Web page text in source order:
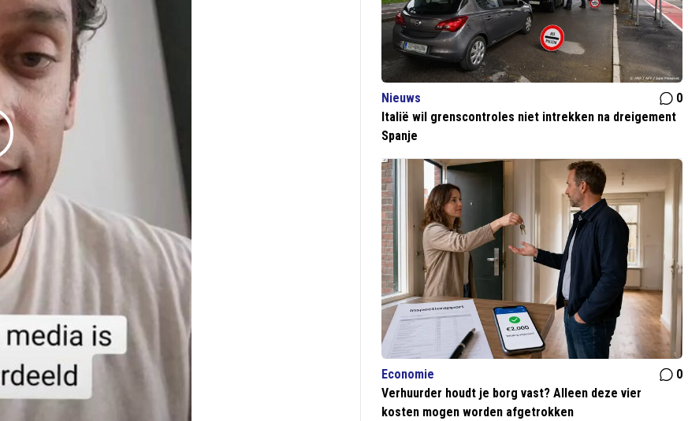
Nieuws
0
Italië wil grenscontroles niet intrekken na dreigement
Spanje
Economie
0
Verhuurder houdt je borg vast? Alleen deze vier
kosten mogen worden afgetrokken